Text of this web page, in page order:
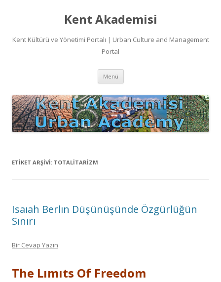
Kent Akademisi
Kent Kültürü ve Yönetimi Portalı | Urban Culture and Management
Portal
Menü İçeriğe
ETIKET ARŞIVI: TOTALITARIZM
Isaıah Berlın Düşünüşünde Özgürlüğün
Sınırı
Bir Cevap Yazın
The Lımıts Of Freedom